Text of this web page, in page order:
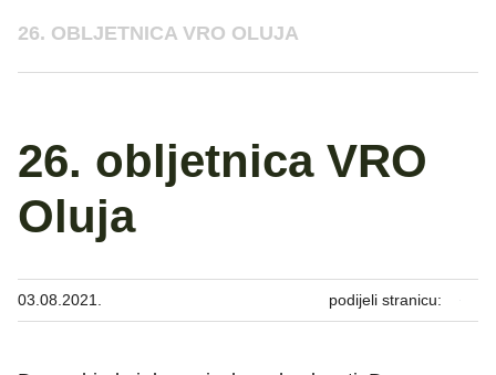
26. OBLJETNICA VRO OLUJA
26. obljetnica VRO
Oluja
03.08.2021. podijeli stranicu: